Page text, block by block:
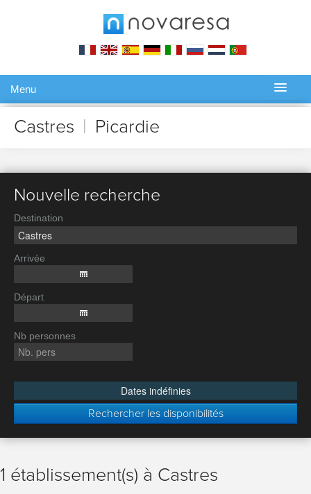
Menu
Gérer ma réservation
Castres Picardie
Nouvelle recherche
Destination
Arrivée
Départ
Nb personnes
Dates indéfinies
Rechercher les disponibilités
1 établissement(s) à Castres